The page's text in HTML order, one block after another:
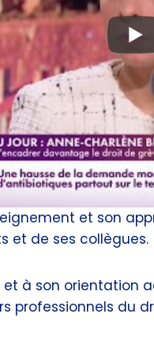
et son
et de ses collègues.
à son orientation
professionnels du